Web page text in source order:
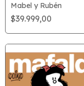
Mabel y Rubén
$39.999,00